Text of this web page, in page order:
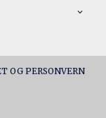
OG PERSONVERN